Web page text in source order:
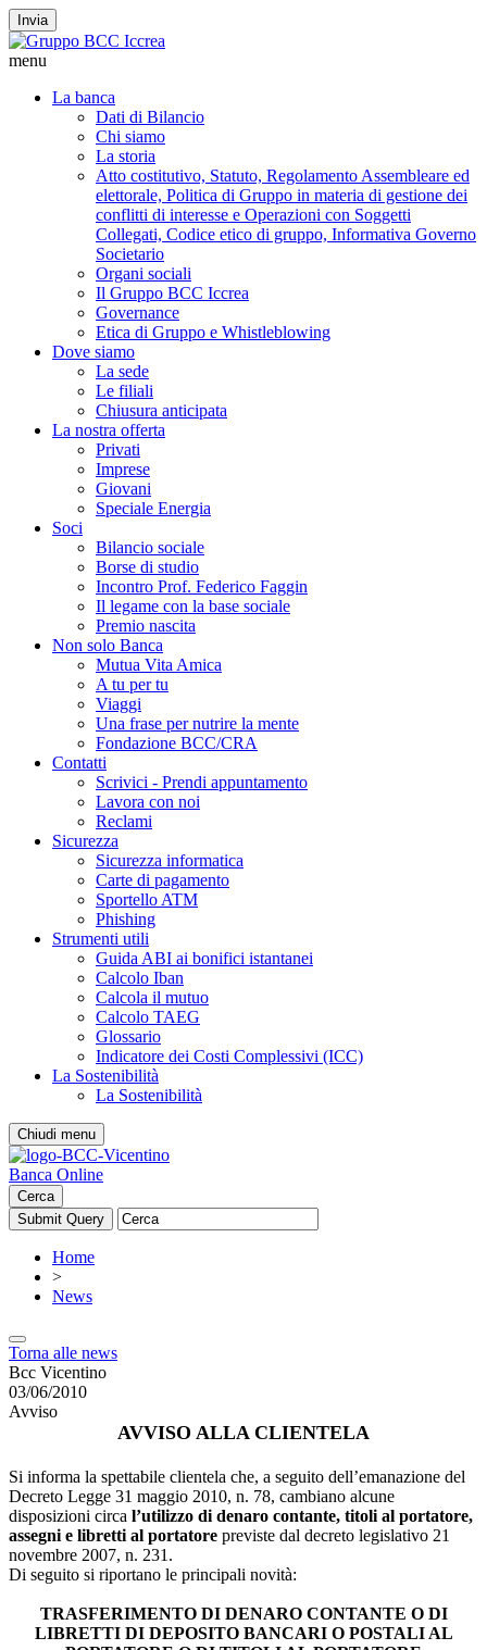
Invia
menu
La banca
Dati di Bilancio
Chi siamo
La storia
Atto costitutivo, Statuto, Regolamento Assembleare ed
elettorale, Politica di Gruppo in materia di gestione dei
conflitti di interesse e Operazioni con Soggetti
Collegati, Codice etico di gruppo, Informativa Governo
Societario
Organi sociali
Il Gruppo BCC Iccrea
Governance
Etica di Gruppo e Whistleblowing
Dove siamo
La sede
Le filiali
Chiusura anticipata
La nostra offerta
Privati
Imprese
Giovani
Speciale Energia
Soci
Bilancio sociale
Borse di studio
Incontro Prof. Federico Faggin
Il legame con la base sociale
Premio nascita
Non solo Banca
Mutua Vita Amica
A tu per tu
Viaggi
Una frase per nutrire la mente
Fondazione BCC/CRA
Contatti
Scrivici - Prendi appuntamento
Lavora con noi
Reclami
Sicurezza
Sicurezza informatica
Carte di pagamento
Sportello ATM
Phishing
Strumenti utili
Guida ABI ai bonifici istantanei
Calcolo Iban
Calcola il mutuo
Calcolo TAEG
Glossario
Indicatore dei Costi Complessivi (ICC)
La Sostenibilità
La Sostenibilità
Chiudi menu
Banca Online
Cerca
Home
>
News
Torna alle news
Bcc Vicentino
03/06/2010
Avviso
AVVISO ALLA CLIENTELA
Si informa la spettabile clientela che, a seguito dell’emanazione del
Decreto Legge 31 maggio 2010, n. 78, cambiano alcune
disposizioni circa l’utilizzo di denaro contante, titoli al portatore,
assegni e libretti al portatore previste dal decreto legislativo 21
novembre 2007, n. 231.
Di seguito si riportano le principali novità:
TRASFERIMENTO DI DENARO CONTANTE O DI
LIBRETTI DI DEPOSITO BANCARI O POSTALI AL